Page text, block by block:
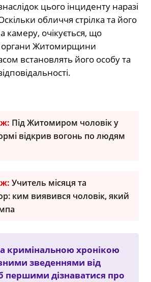
цього інциденту наразі
обличчя стрілка та його
камеру, очікується, що
органи Житомирщини
встановлять його особу та
Під Житомиром чоловік у
відкрив вогонь по людям
Учитель місяця та
ким виявився чоловік, який
кримінальною хронікою
зведеннями від
першими дізнаватися про